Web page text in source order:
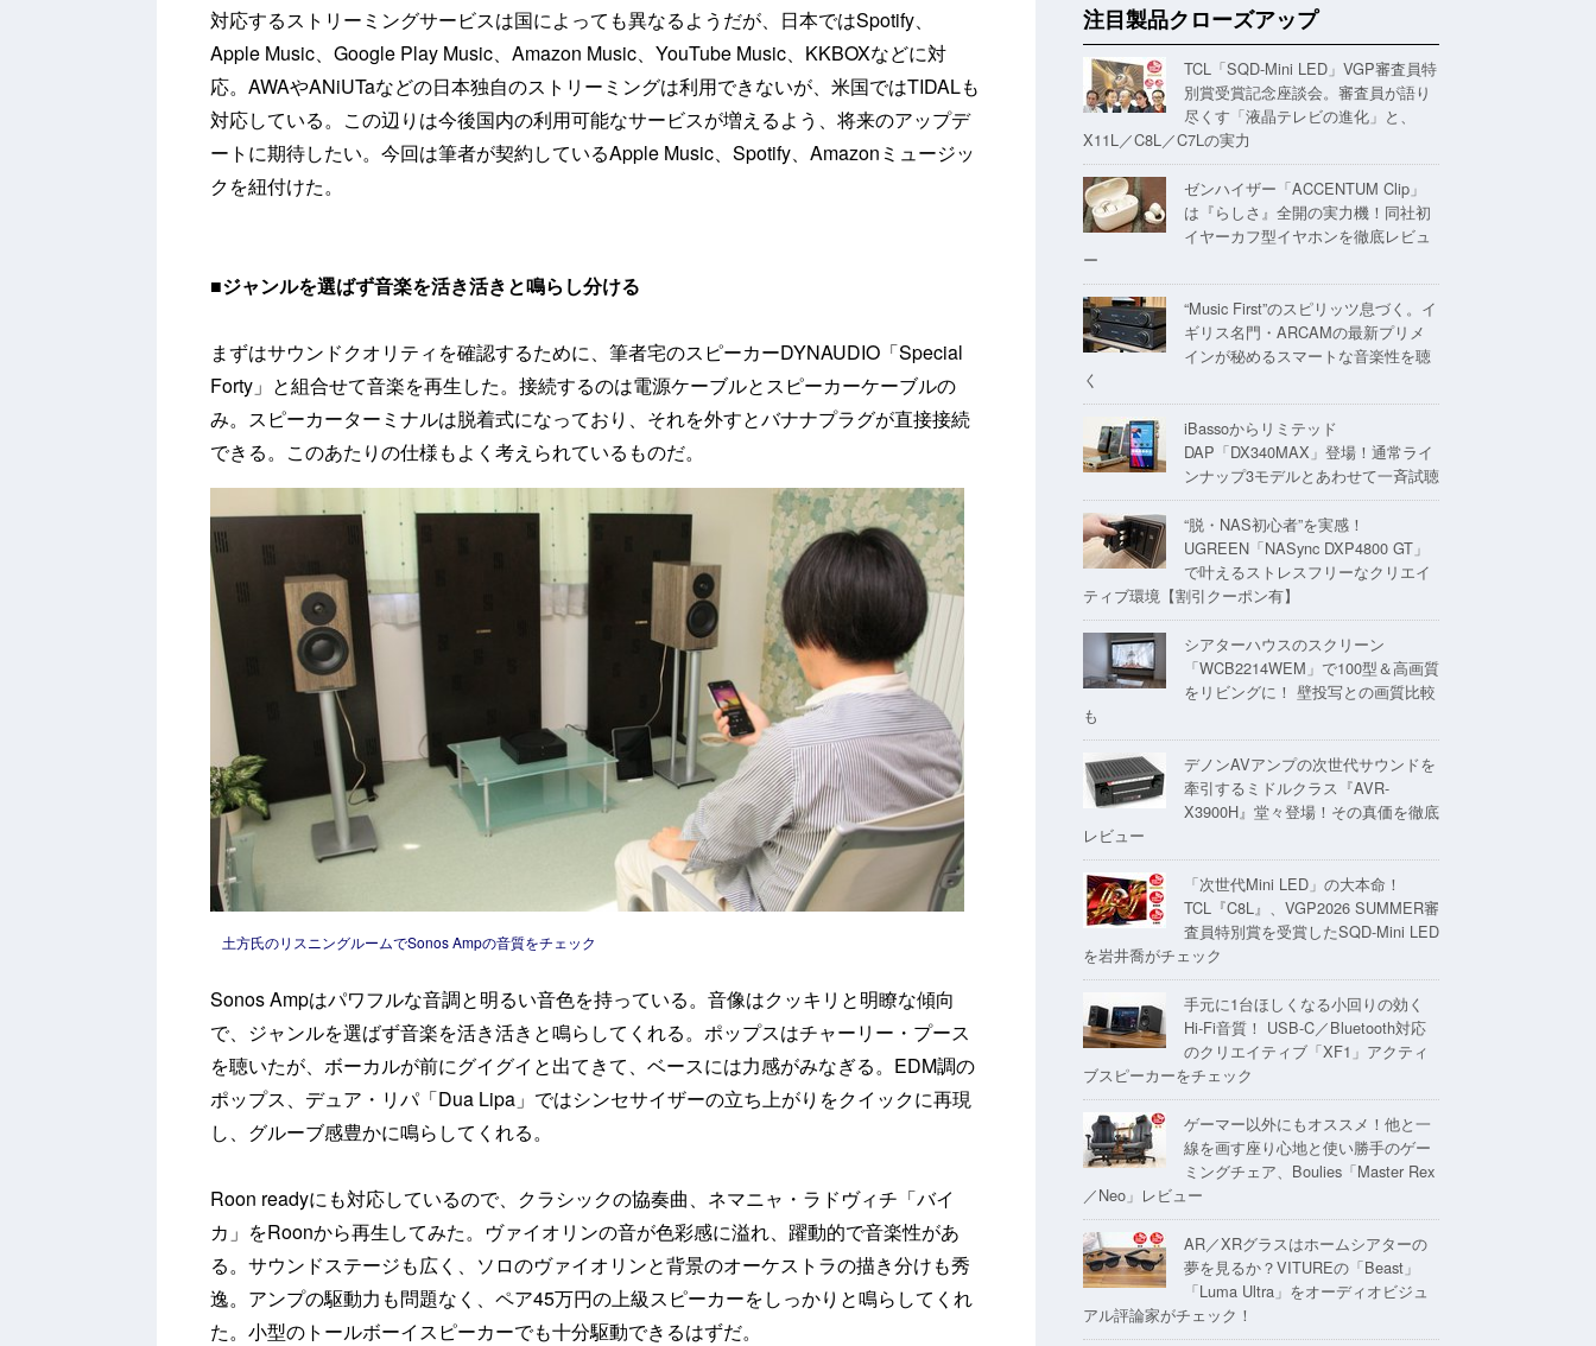
対応するストリーミングサービスは国によっても異なるようだが、日本ではSpotify、
Apple Music、Google Play Music、Amazon Music、YouTube Music、KKBOXなどに対
応。AWAやANiUTaなどの日本独自のストリーミングは利用できないが、米国ではTIDALも
対応している。この辺りは今後国内の利用可能なサービスが増えるよう、将来のアップデ
ートに期待したい。今回は筆者が契約しているApple Music、Spotify、Amazonミュージッ
クを紐付けた。
■ジャンルを選ばず音楽を活き活きと鳴らし分ける
まずはサウンドクオリティを確認するために、筆者宅のスピーカーDYNAUDIO「Special
Forty」と組合せて音楽を再生した。接続するのは電源ケーブルとスピーカーケーブルの
み。スピーカーターミナルは脱着式になっており、それを外すとバナナプラグが直接接続
できる。このあたりの仕様もよく考えられているものだ。
土方氏のリスニングルームでSonos Ampの音質をチェック
Sonos Ampはパワフルな音調と明るい音色を持っている。音像はクッキリと明瞭な傾向
で、ジャンルを選ばず音楽を活き活きと鳴らしてくれる。ポップスはチャーリー・プース
を聴いたが、ボーカルが前にグイグイと出てきて、ベースには力感がみなぎる。EDM調の
ポップス、デュア・リパ「Dua Lipa」ではシンセサイザーの立ち上がりをクイックに再現
し、グルーブ感豊かに鳴らしてくれる。
Roon readyにも対応しているので、クラシックの協奏曲、ネマニャ・ラドヴィチ「バイ
カ」をRoonから再生してみた。ヴァイオリンの音が色彩感に溢れ、躍動的で音楽性があ
る。サウンドステージも広く、ソロのヴァイオリンと背景のオーケストラの描き分けも秀
逸。アンプの駆動力も問題なく、ペア45万円の上級スピーカーをしっかりと鳴らしてくれ
た。小型のトールボーイスピーカーでも十分駆動できるはずだ。
注目製品クローズアップ
TCL「SQD-Mini LED」VGP審査員特
別賞受賞記念座談会。審査員が語り
尽くす「液晶テレビの進化」と、
X11L／C8L／C7Lの実力
ゼンハイザー「ACCENTUM Clip」
は『らしさ』全開の実力機！同社初
イヤーカフ型イヤホンを徹底レビュ
ー
“Music First”のスピリッツ息づく。イ
ギリス名門・ARCAMの最新プリメ
インが秘めるスマートな音楽性を聴
く
iBassoからリミテッド
DAP「DX340MAX」登場！通常ライ
ンナップ3モデルとあわせて一斉試聴
“脱・NAS初心者”を実感！
UGREEN「NASync DXP4800 GT」
で叶えるストレスフリーなクリエイ
ティブ環境【割引クーポン有】
シアターハウスのスクリーン
「WCB2214WEM」で100型＆高画質
をリビングに！ 壁投写との画質比較
も
デノンAVアンプの次世代サウンドを
牽引するミドルクラス『AVR-
X3900H』堂々登場！その真価を徹底
レビュー
「次世代Mini LED」の大本命！
TCL『C8L』、VGP2026 SUMMER審
査員特別賞を受賞したSQD-Mini LED
を岩井喬がチェック
手元に1台ほしくなる小回りの効く
Hi-Fi音質！ USB-C／Bluetooth対応
のクリエイティブ「XF1」アクティ
ブスピーカーをチェック
ゲーマー以外にもオススメ！他と一
線を画す座り心地と使い勝手のゲー
ミングチェア、Boulies「Master Rex
／Neo」レビュー
AR／XRグラスはホームシアターの
夢を見るか？VITUREの「Beast」
「Luma Ultra」をオーディオビジュ
アル評論家がチェック！